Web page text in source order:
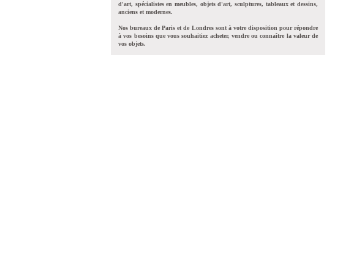
d'art, spécialistes en meubles, objets d'art, sculptures, tableaux et dessins,
anciens et modernes.
Nos bureaux de Paris et de Londres sont à votre disposition pour répondre
à vos besoins que vous souhaitiez acheter, vendre ou connaître la valeur de
vos objets.